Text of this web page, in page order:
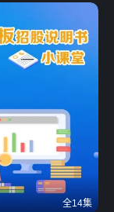
全14集